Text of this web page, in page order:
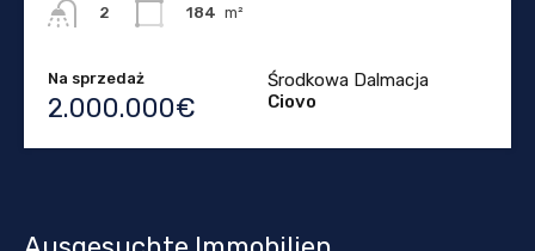
2
184 m²
Na sprzedaż
2.000.000€
Środkowa Dalmacja
Ciovo